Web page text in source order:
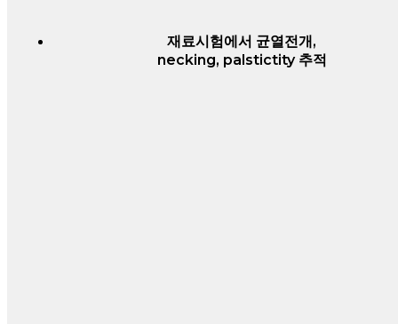
재료시험에서 균열전개,
necking, palstictity 추적